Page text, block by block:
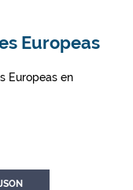
Europeas
Europeas en